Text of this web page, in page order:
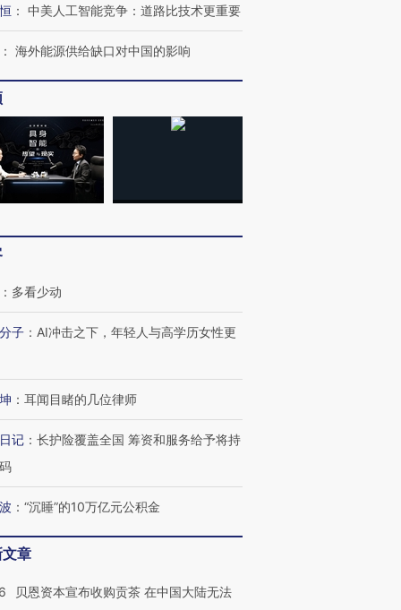
走私7万
体内含3种
视线｜HYROX的吸金
术：是什么让中产们甘
泽连斯基密集出访美英 索
： 中美人工智能竞争：道路比技术更重要
： 海外能源供给缺口对中国的影响
： 多看少动
子 ： AI冲击之下，年轻人与高学历女性更
： 耳闻目睹的几位律师
记 ： 长护险覆盖全国 筹资和服务给予将持
： “沉睡”的10万亿元公积金
章
贝恩资本宣布收购贡茶 在中国大陆无法